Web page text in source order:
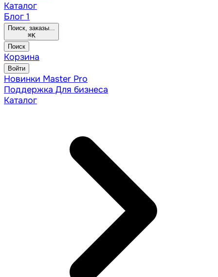
Каталог
Блог 1
Поиск, заказы...
⌘K
Поиск
Корзина
Войти
Новинки Master Pro
Поддержка Для бизнеса
Каталог